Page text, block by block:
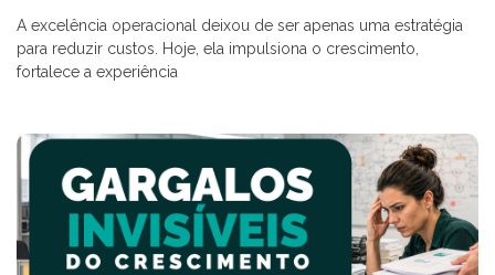
A excelência operacional deixou de ser apenas uma estratégia
para reduzir custos. Hoje, ela impulsiona o crescimento,
fortalece a experiência